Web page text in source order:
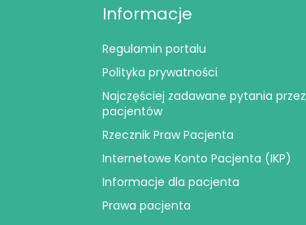
Informacje
Regulamin portalu
Polityka prywatności
Najczęściej zadawane pytania przez
pacjentów
Rzecznik Praw Pacjenta
Internetowe Konto Pacjenta (IKP)
Informacje dla pacjenta
Prawa pacjenta